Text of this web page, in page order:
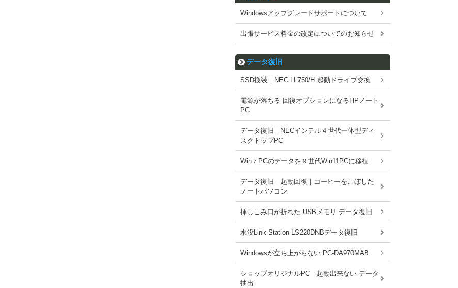
Windowsアップグレードサポートについて
出張サービス料金の改定についてのお知らせ
データ復旧
SSD換装｜NEC LL750/H 起動ドライブ交換
電源が落ちる 回復オプションになるHPノート
PC
データ復旧｜NECインテル４世代一体型ディ
スクトップPC
Win７PCのデータを９世代Win11PCに移植
データ復旧 起動回復｜コーヒーをこぼした
ノートパソコン
挿しこみ口が折れた USBメモリ データ復旧
水没Link Station LS220DNBデータ復旧
Windowsが立ち上がらない PC-DA970MAB
ショップオリジナルPC 起動出来ない データ
抽出